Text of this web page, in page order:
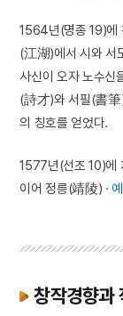
1564년(명종 19)에
(江湖)에서 시와 서
사신이 오자 노수
(詩才)와 서필(書筆
의 칭호를 얻었다.
1577년(선조 10)에
이어 정릉(靖陵) ·
창작경향과